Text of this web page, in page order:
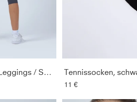
2-in-1 Tennisrock mit Leggings / Skapri, grau Tennissocken,
11 €